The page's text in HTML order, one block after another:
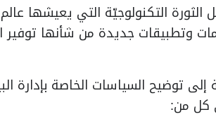
التكنولوجيّة التي يعيشها
وتطبيقات جديدة من شأنها توفير
توضيح السياسات الخاصة بإدارة
كل من: